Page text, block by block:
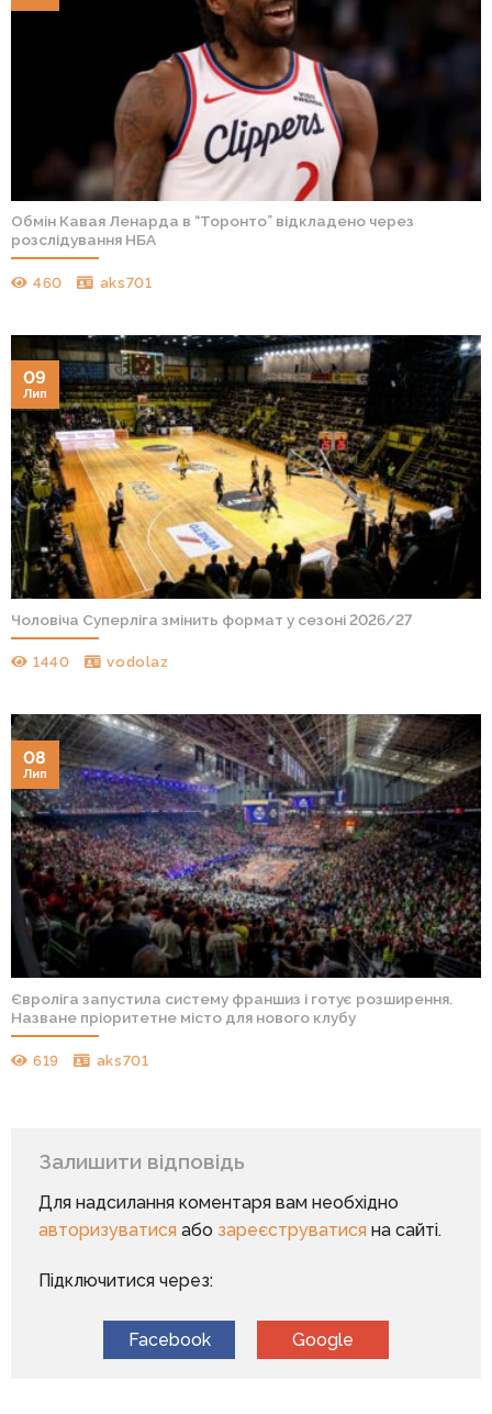
Обмін Кавая Ленарда в “Торонто” відкладено через
розслідування НБА
460 aks701
Чоловіча Суперліга змінить формат у сезоні 2026/27
1440 vodolaz
09
Лип
Євроліга запустила систему франшиз і готує розширення.
Назване пріоритетне місто для нового клубу
619 aks701
08
Лип
Залишити відповідь
Для надсилання коментаря вам необхідно
авторизуватисяабо зареєструватисяна сайті.
Підключитися через:
Facebook Google